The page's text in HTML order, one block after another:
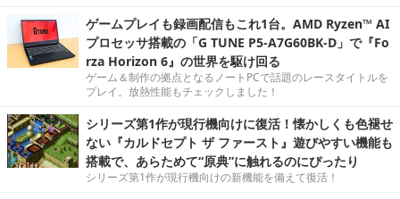
ゲームプレイも録画配信もこれ1台。AMD Ryzen™ AI
プロセッサ搭載の「G TUNE P5-A7G60BK-D」で『Fo
rza Horizon 6』の世界を駆け回る
ゲーム＆制作の拠点となるノートPCで話題のレースタイトルを
プレイ。放熱性能もチェックしました！
シリーズ第1作が現行機向けに復活！懐かしくも色褪せ
ない『カルドセプト ザ ファースト』遊びやすい機能も
搭載で、あらためて“原典”に触れるのにぴったり
シリーズ第1作が現行機向けの新機能を備えて復活！